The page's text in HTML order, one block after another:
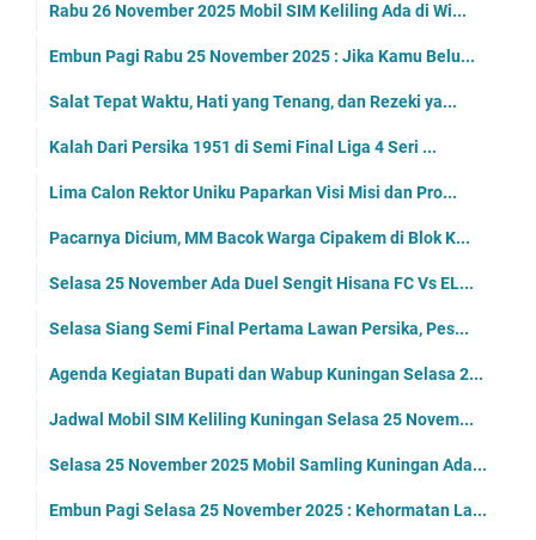
Rabu 26 November 2025 Mobil SIM Keliling Ada di Wi...
Embun Pagi Rabu 25 November 2025 : Jika Kamu Belu...
Salat Tepat Waktu, Hati yang Tenang, dan Rezeki ya...
Kalah Dari Persika 1951 di Semi Final Liga 4 Seri ...
Lima Calon Rektor Uniku Paparkan Visi Misi dan Pro...
Pacarnya Dicium, MM Bacok Warga Cipakem di Blok K...
Selasa 25 November Ada Duel Sengit Hisana FC Vs EL...
Selasa Siang Semi Final Pertama Lawan Persika, Pes...
Agenda Kegiatan Bupati dan Wabup Kuningan Selasa 2...
Jadwal Mobil SIM Keliling Kuningan Selasa 25 Novem...
Selasa 25 November 2025 Mobil Samling Kuningan Ada...
Embun Pagi Selasa 25 November 2025 : Kehormatan La...